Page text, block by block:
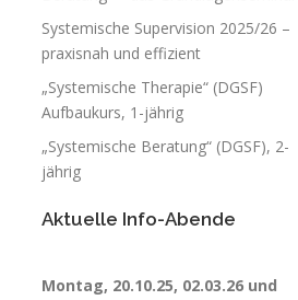
Systemische Supervision 2025/26 –
praxisnah und effizient
„Systemische Therapie“ (DGSF)
Aufbaukurs, 1-jährig
„Systemische Beratung“ (DGSF), 2-
jährig
Aktuelle Info-Abende
Montag, 20.10.25, 02.03.26 und